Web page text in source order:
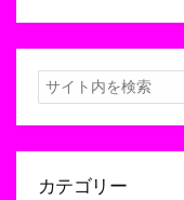
検
索
カテゴリー